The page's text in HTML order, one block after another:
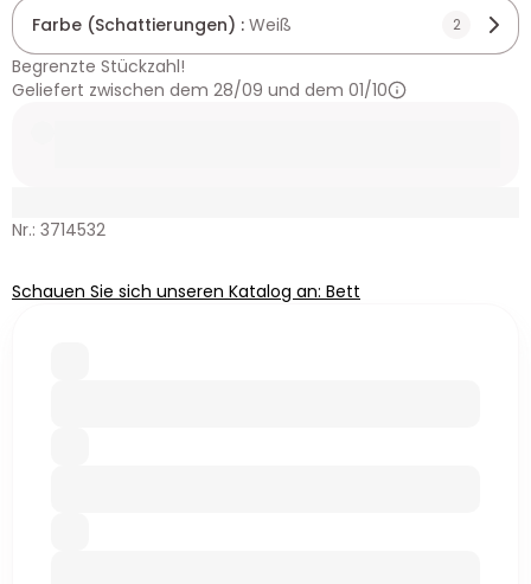
Farbe (Schattierungen) : Weiß 2
Begrenzte Stückzahl!
Geliefert zwischen dem 28/09 und dem 01/10
Nr.: 3714532
Schauen Sie sich unseren Katalog an: Bett